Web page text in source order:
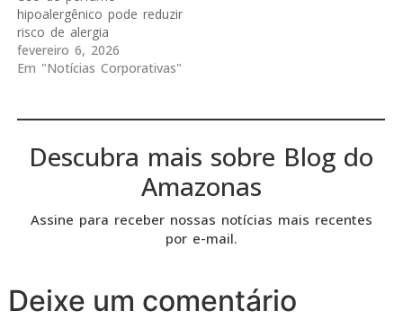
hipoalergênico pode reduzir
risco de alergia
fevereiro 6, 2026
Em "Notícias Corporativas"
Descubra mais sobre Blog do
Amazonas
Assine para receber nossas notícias mais recentes
por e-mail.
Deixe um comentário